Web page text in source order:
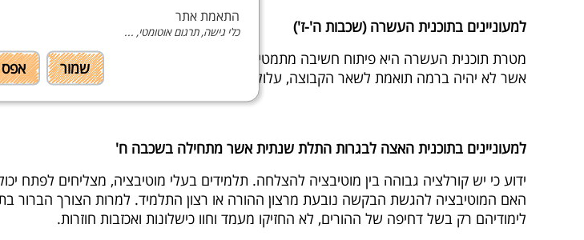
למעוניינים בתוכנית העשרה (שכבות ה'-ז')
מטרת תוכנית העשרה היא פיתוח חשיבה מתמטית בצורה חווייתית אצל התלמידים. יחד עם
אשר לא יהיה ברמה תואמת לשאר הקבוצה, עלול להרגיש תסכול.
למעוניינים בתוכנית האצה לבגרות התלת שנתית אשר מתחילה בשכבה ח'
ידוע כי יש קורלציה גבוהה בין מוטיבציה להצלחה. תלמידים בעלי מוטיבציה, מצליחים לפתח
האם המוטיבציה להגשת הבקשה נובעת מרצון ההורה או רצון התלמיד. למרות הצורך הברור
לימודיהם רק בשל דחיפה של ההורים, לא החזיקו מעמד וחוו כישלונות ואכזבות חוזרות.
התאמת אתר
כלי גישה, תרגום אוטומטי, ...
שמור אפס